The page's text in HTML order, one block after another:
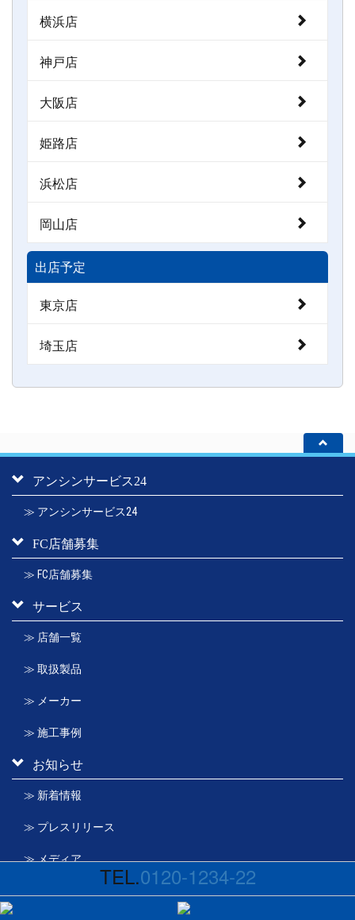
横浜店
神戸店
大阪店
姫路店
浜松店
岡山店
出店予定
東京店
埼玉店
アンシンサービス24
≫ アンシンサービス24
FC店舗募集
≫ FC店舗募集
サービス
≫ 店舗一覧
≫ 取扱製品
≫ メーカー
≫ 施工事例
お知らせ
≫ 新着情報
≫ プレスリリース
≫ メディア
TEL.0120-1234-22
アンシンサービス24にお電話下さい！！